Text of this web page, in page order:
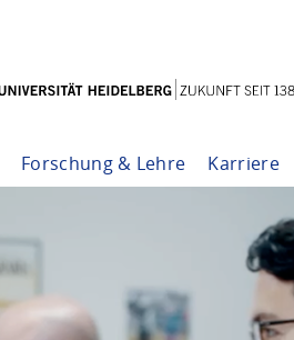
Forschung & Lehre Karriere